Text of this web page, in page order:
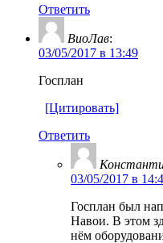
Ответить
ВиоЛав:
03/05/2017 в 13:49
Госплан
[Цитировать]
Ответить
03/05/2017 в
Госплан был
Навои. В этом
нём